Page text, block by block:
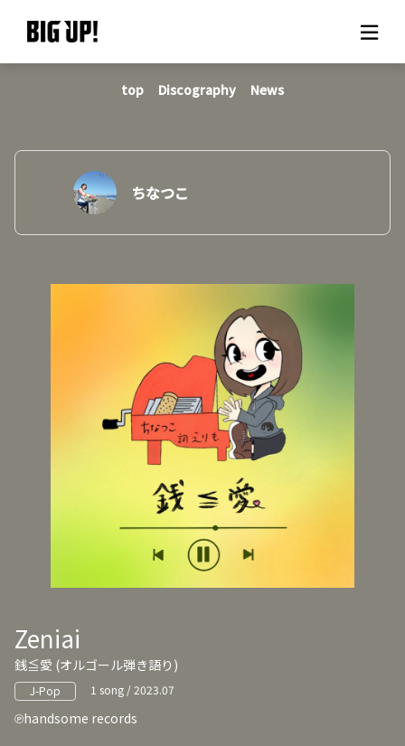
About BIG UP!
News
Rate plan
support
Usage flow
Questions
top Discography News
ちなつこ
Zeniai
銭≦愛 (オルゴール弾き語り)
J-Pop 1 song / 2023.07
handsome records